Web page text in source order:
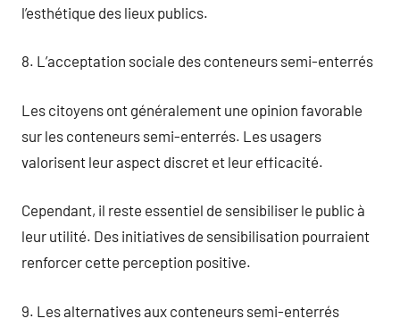
l’esthétique des lieux publics.
8. L’acceptation sociale des conteneurs semi-enterrés
Les citoyens ont généralement une opinion favorable
sur les conteneurs semi-enterrés. Les usagers
valorisent leur aspect discret et leur efficacité.
Cependant, il reste essentiel de sensibiliser le public à
leur utilité. Des initiatives de sensibilisation pourraient
renforcer cette perception positive.
9. Les alternatives aux conteneurs semi-enterrés